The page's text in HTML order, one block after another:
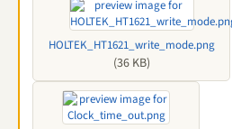
HOLTEK_HT1621_write_mode.png
(36 KB)